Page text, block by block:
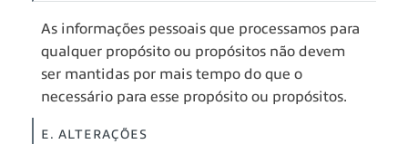
As informações pessoais que processamos para
qualquer propósito ou propósitos não devem
ser mantidas por mais tempo do que o
necessário para esse propósito ou propósitos.
E. ALTERAÇÕES